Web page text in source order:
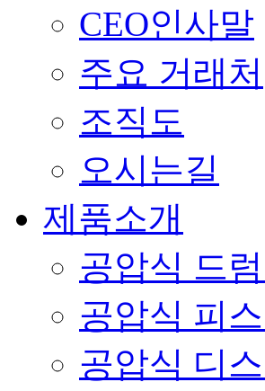
CEO인사말
주요 거래처
조직도
오시는길
제품소개
공압식 드
공압식 피
공압식 디